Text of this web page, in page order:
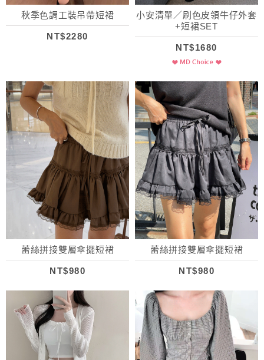
秋季色調工裝吊帶短裙
NT$2280
小安清單／刷色皮領牛仔外套
+短裙SET
NT$1680
蕾絲拼接雙層傘擺短裙
NT$980
蕾絲拼接雙層傘擺短裙
NT$980